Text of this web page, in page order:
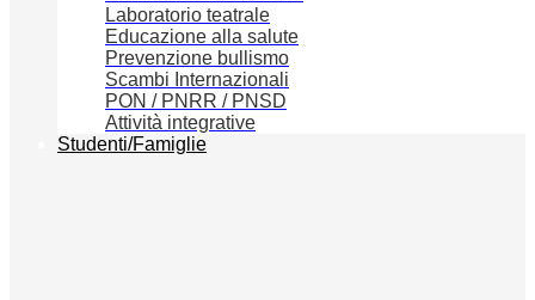
Laboratorio teatrale
Educazione alla salute
Prevenzione bullismo
Scambi Internazionali
PON / PNRR / PNSD
Attività integrative
Studenti/Famiglie